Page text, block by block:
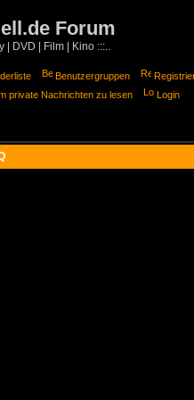
Forum
| DVD | Film | Kino :::..
Benutzergruppen
private Nachrichten zu lesen Login